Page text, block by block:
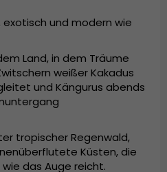
exotisch und modern wie
Land, in dem Träume
weißer Kakadus
und Kängurus abends
tropischer Regenwald,
Küsten, die
das Auge reicht.